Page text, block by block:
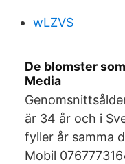
wLZVS
De blomster
Media
är 34 år och i
fyller år samma
Mobil